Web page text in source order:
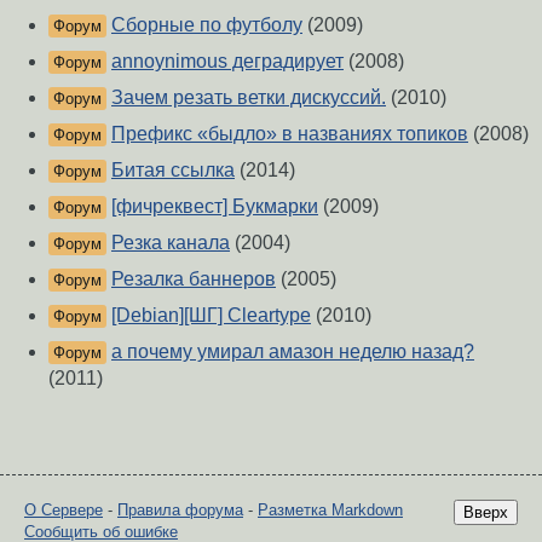
Форум Сборные по футболу (2009)
Форум annoynimous деградирует (2008)
Форум Зачем резать ветки дискуссий. (2010)
Форум Префикс «быдло» в названиях топиков (2008)
Форум Битая ссылка (2014)
Форум [фичреквест] Букмарки (2009)
Форум Резка канала (2004)
Форум Резалка баннеров (2005)
Форум [Debian][ШГ] Cleartype (2010)
Форум а почему умирал амазон неделю назад?
(2011)
Вверх
О Сервере - Правила форума- Разметка Markdown
Сообщить об ошибке